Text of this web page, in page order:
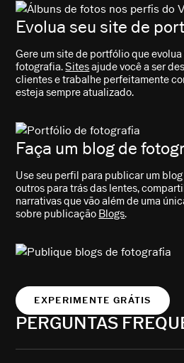
Evolua seu site de
Gere um site de portfólio que
fotografia.Sitesajude você a ser
clientes e trabalhe perfeitamente
esteja sempre atualizado.
Faça um blog de
Use seu perfil para publicar um
outros para trás das lentes,
narrativas que vão além de uma
sobre publicação Blogs.
EXPERIMENTE GRÁTIS
PERGUNTAS